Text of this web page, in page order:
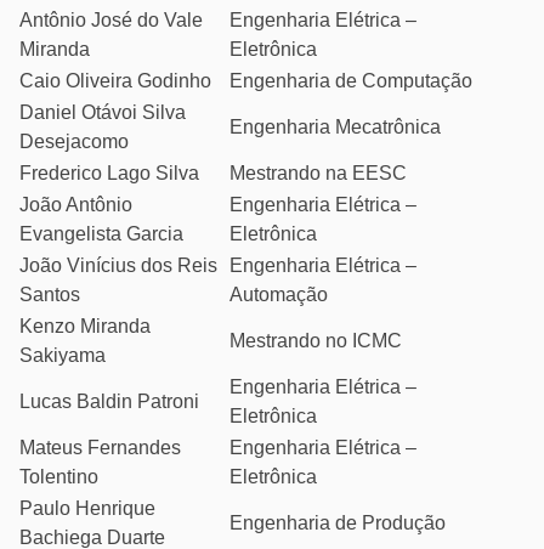
Antônio José do Vale
Miranda
Engenharia Elétrica –
Eletrônica
Caio Oliveira Godinho
Engenharia de Computação
Daniel Otávoi Silva
Desejacomo
Engenharia Mecatrônica
Frederico Lago Silva
Mestrando na EESC
João Antônio
Evangelista Garcia
Engenharia Elétrica –
Eletrônica
João Vinícius dos Reis
Santos
Engenharia Elétrica –
Automação
Kenzo Miranda
Sakiyama
Mestrando no ICMC
Lucas Baldin Patroni
Engenharia Elétrica –
Eletrônica
Mateus Fernandes
Tolentino
Engenharia Elétrica –
Eletrônica
Paulo Henrique
Bachiega Duarte
Engenharia de Produção